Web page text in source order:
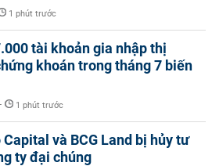
1 phút trước
tài khoản gia nhập thị
khoán trong tháng 7 biến
- 1 phút trước
Capital và BCG Land bị hủy tư
ty đại chúng